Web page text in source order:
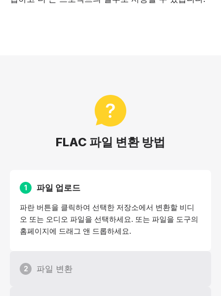
FLAC 파일 변환 방법
1 파일 업로드
파란 버튼을 클릭하여 선택한 저장소에서 변환할 비디
오 또는 오디오 파일을 선택하세요. 또는 파일을 도구의
홈페이지에 드래그 앤 드롭하세요.
2 파일 변환